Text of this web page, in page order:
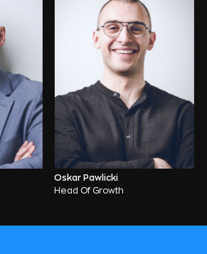
Oskar Pawlicki
Head Of Growth